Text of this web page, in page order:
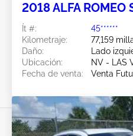
2018 ALFA ROMEO
Ít #:
45******
Kilometraje:
77,159
Daño:
Lado
Ubicación:
NV - LAS
Fecha de venta:
Venta